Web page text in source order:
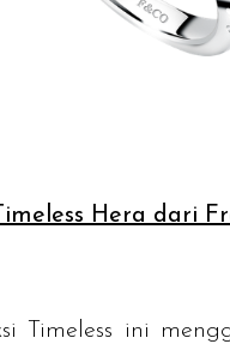
Hera dari
Timeless ini